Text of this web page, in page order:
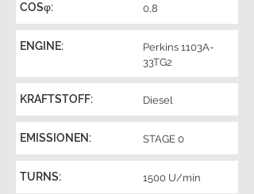
COSφ: 0,8
ENGINE:
Perkins 1103A-
33TG2
KRAFTSTOFF: Diesel
EMISSIONEN: STAGE 0
TURNS: 1500 U/min